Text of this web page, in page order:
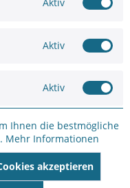
Gigabit
Aktiv
Aktiv
Aktiv
Ihnen die bestmögliche
Mehr Informationen
akzeptieren